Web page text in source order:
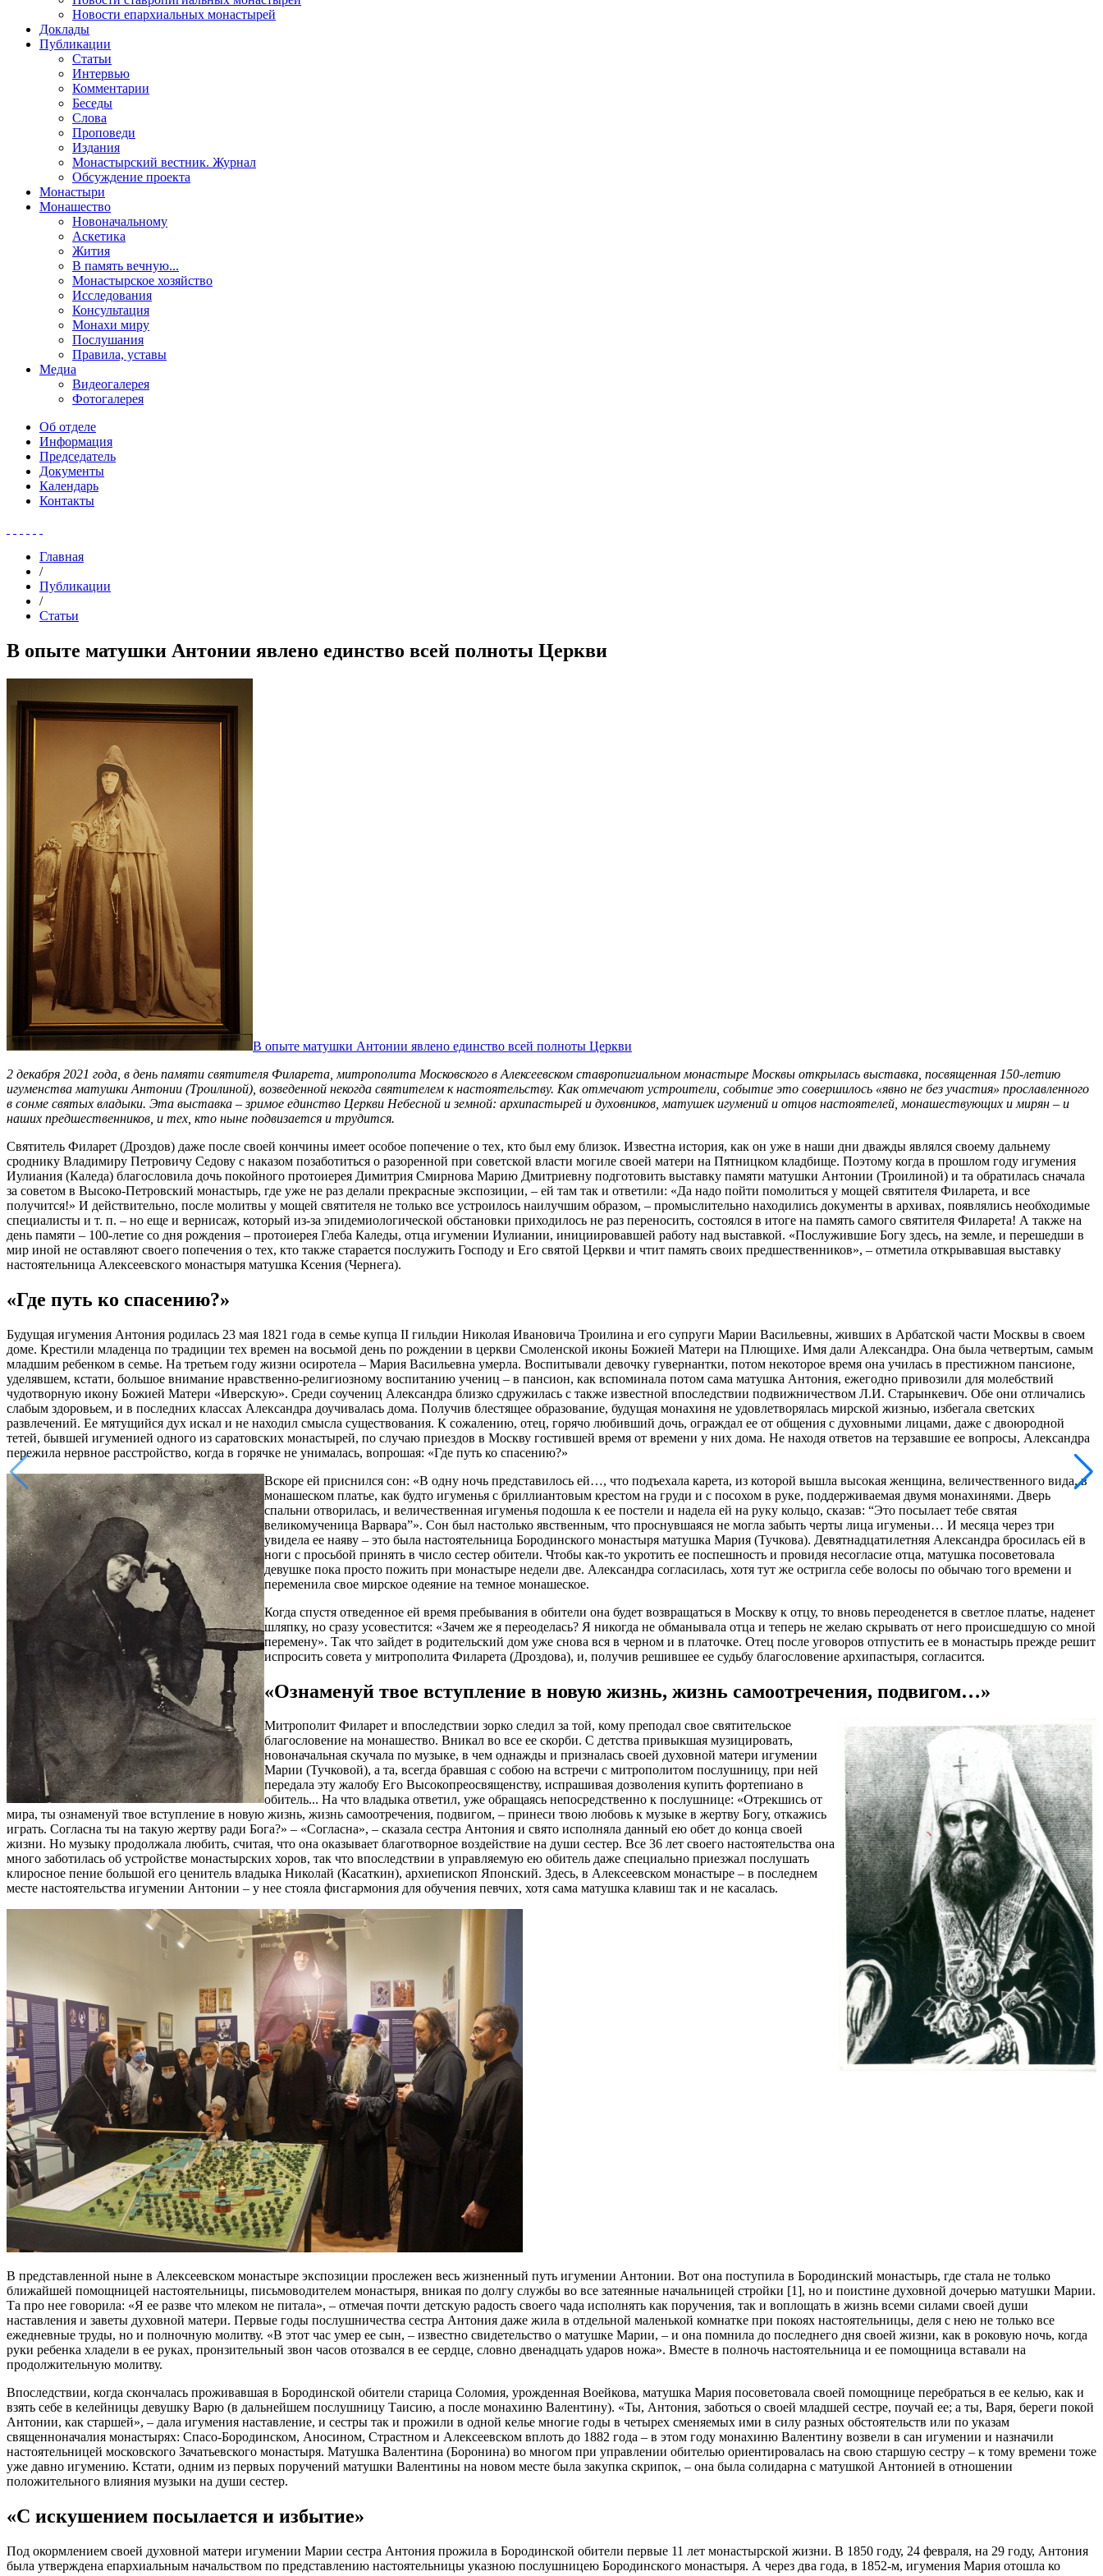
Новости епархиальных монастырей
Доклады
Публикации
Статьи
Интервью
Комментарии
Беседы
Слова
Проповеди
Издания
Монастырский вестник. Журнал
Обсуждение проекта
Монастыри
Монашество
Новоначальному
Аскетика
Жития
В память вечную...
Монастырское хозяйство
Исследования
Консультация
Монахи миру
Послушания
Правила, уставы
Медиа
Видеогалерея
Фотогалерея
Об отделе
Информация
Председатель
Документы
Календарь
Контакты
Главная
/
Публикации
/
Статьи
В опыте матушки Антонии явлено единство всей полноты Церкви
В опыте матушки Антонии явлено единство всей полноты Церкви
2 декабря 2021 года, в день памяти святителя Филарета, митрополита Московского в Алексеевском ставропигиальном монастыре Москвы открылась выставка, посвященная 150-летию
игуменства матушки Антонии (Троилиной), возведенной некогда святителем к настоятельству. Как отмечают устроители, событие это совершилось «явно не без участия» прославленного
в сонме святых владыки. Эта выставка – зримое единство Церкви Небесной и земной: архипастырей и духовников, матушек игумений и отцов настоятелей, монашествующих и мирян – и
наших предшественников, и тех, кто ныне подвизается и трудится.
Святитель Филарет (Дроздов) даже после своей кончины имеет особое попечение о тех, кто был ему близок. Известна история, как он уже в наши дни дважды являлся своему дальнему
сроднику Владимиру Петровичу Седову с наказом позаботиться о разоренной при советской власти могиле своей матери на Пятницком кладбище. Поэтому когда в прошлом году игумения
Иулиания (Каледа) благословила дочь покойного протоиерея Димитрия Смирнова Марию Дмитриевну подготовить выставку памяти матушки Антонии (Троилиной) и та обратилась сначала
за советом в Высоко-Петровский монастырь, где уже не раз делали прекрасные экспозиции, – ей там так и ответили: «Да надо пойти помолиться у мощей святителя Филарета, и все
получится!» И действительно, после молитвы у мощей святителя не только все устроилось наилучшим образом, – промыслительно находились документы в архивах, появлялись необходимые
специалисты и т. п. – но еще и вернисаж, который из-за эпидемиологической обстановки приходилось не раз переносить, состоялся в итоге на память самого святителя Филарета! А также на
день памяти – 100-летие со дня рождения – протоиерея Глеба Каледы, отца игумении Иулиании, инициировавшей работу над выставкой. «Послужившие Богу здесь, на земле, и перешедши в
мир иной не оставляют своего попечения о тех, кто также старается послужить Господу и Его святой Церкви и чтит память своих предшественников», – отметила открывавшая выставку
настоятельница Алексеевского монастыря матушка Ксения (Чернега).
«Где путь ко спасению?»
Будущая игумения Антония родилась 23 мая 1821 года в семье купца II гильдии Николая Ивановича Троилина и его супруги Марии Васильевны, живших в Арбатской части Москвы в своем
доме. Крестили младенца по традиции тех времен на восьмой день по рождении в церкви Смоленской иконы Божией Матери на Плющихе. Имя дали Александра. Она была четвертым, самым
младшим ребенком в семье. На третьем году жизни осиротела – Мария Васильевна умерла. Воспитывали девочку гувернантки, потом некоторое время она училась в престижном пансионе,
уделявшем, кстати, большое внимание нравственно-религиозному воспитанию учениц – в пансион, как вспоминала потом сама матушка Антония, ежегодно привозили для молебствий
чудотворную икону Божией Матери «Иверскую». Среди соучениц Александра близко сдружилась с также известной впоследствии подвижничеством Л.И. Старынкевич. Обе они отличались
слабым здоровьем, и в последних классах Александра доучивалась дома. Получив блестящее образование, будущая монахиня не удовлетворялась мирской жизнью, избегала светских
развлечений. Ее мятущийся дух искал и не находил смысла существования. К сожалению, отец, горячо любивший дочь, ограждал ее от общения с духовными лицами, даже с двоюродной
тетей, бывшей игуменией одного из саратовских монастырей, по случаю приездов в Москву гостившей время от времени у них дома. Не находя ответов на терзавшие ее вопросы, Александра
пережила нервное расстройство, когда в горячке не унималась, вопрошая: «Где путь ко спасению?»
Вскоре ей приснился сон: «В одну ночь представилось ей…, что подъехала карета, из которой вышла высокая женщина, величественного вида, в
монашеском платье, как будто игуменья с бриллиантовым крестом на груди и с посохом в руке, поддерживаемая двумя монахинями. Дверь
спальни отворилась, и величественная игуменья подошла к ее постели и надела ей на руку кольцо, сказав: “Это посылает тебе святая
великомученица Варвара”». Сон был настолько явственным, что проснувшаяся не могла забыть черты лица игуменьи… И месяца через три
увидела ее наяву – это была настоятельница Бородинского монастыря матушка Мария (Тучкова). Девятнадцатилетняя Александра бросилась ей в
ноги с просьбой принять в число сестер обители. Чтобы как-то укротить ее поспешность и провидя несогласие отца, матушка посоветовала
девушке пока просто пожить при монастыре недели две. Александра согласилась, хотя тут же остригла себе волосы по обычаю того времени и
переменила свое мирское одеяние на темное монашеское.
Когда спустя отведенное ей время пребывания в обители она будет возвращаться в Москву к отцу, то вновь переоденется в светлое платье, наденет
шляпку, но сразу усовестится: «Зачем же я переоделась? Я никогда не обманывала отца и теперь не желаю скрывать от него происшедшую со мной
перемену». Так что зайдет в родительский дом уже снова вся в черном и в платочке. Отец после уговоров отпустить ее в монастырь прежде решит
испросить совета у митрополита Филарета (Дроздова), и, получив решившее ее судьбу благословение архипастыря, согласится.
«Ознаменуй твое вступление в новую жизнь, жизнь самоотречения, подвигом…»
Митрополит Филарет и впоследствии зорко следил за той, кому преподал свое святительское
благословение на монашество. Вникал во все ее скорби. С детства привыкшая музицировать,
новоначальная скучала по музыке, в чем однажды и призналась своей духовной матери игумении
Марии (Тучковой), а та, всегда бравшая с собою на встречи с митрополитом послушницу, при ней
передала эту жалобу Его Высокопреосвященству, испрашивая дозволения купить фортепиано в
обитель... На что владыка ответил, уже обращаясь непосредственно к послушнице: «Отрекшись от
мира, ты ознаменуй твое вступление в новую жизнь, жизнь самоотречения, подвигом, – принеси твою любовь к музыке в жертву Богу, откажись
играть. Согласна ты на такую жертву ради Бога?» – «Согласна», – сказала сестра Антония и свято исполняла данный ею обет до конца своей
жизни. Но музыку продолжала любить, считая, что она оказывает благотворное воздействие на души сестер. Все 36 лет своего настоятельства она
много заботилась об устройстве монастырских хоров, так что впоследствии в управляемую ею обитель даже специально приезжал послушать
клиросное пение большой его ценитель владыка Николай (Касаткин), архиепископ Японский. Здесь, в Алексеевском монастыре – в последнем
месте настоятельства игумении Антонии – у нее стояла фисгармония для обучения певчих, хотя сама матушка клавиш так и не касалась.
В представленной ныне в Алексеевском монастыре экспозиции прослежен весь жизненный путь игумении Антонии. Вот она поступила в Бородинский монастырь, где стала не только
ближайшей помощницей настоятельницы, письмоводителем монастыря, вникая по долгу службы во все затеянные начальницей стройки [1], но и поистине духовной дочерью матушки Марии.
Та про нее говорила: «Я ее разве что млеком не питала», – отмечая почти детскую радость своего чада исполнять как поручения, так и воплощать в жизнь всеми силами своей души
наставления и заветы духовной матери. Первые годы послушничества сестра Антония даже жила в отдельной маленькой комнатке при покоях настоятельницы, деля с нею не только все
ежедневные труды, но и полночную молитву. «В этот час умер ее сын, – известно свидетельство о матушке Марии, – и она помнила до последнего дня своей жизни, как в роковую ночь, когда
руки ребенка хладели в ее руках, пронзительный звон часов отозвался в ее сердце, словно двенадцать ударов ножа». Вместе в полночь настоятельница и ее помощница вставали на
продолжительную молитву.
Впоследствии, когда скончалась проживавшая в Бородинской обители старица Соломия, урожденная Воейкова, матушка Мария посоветовала своей помощнице перебраться в ее келью, как и
взять себе в келейницы девушку Варю (в дальнейшем послушницу Таисию, а после монахиню Валентину). «Ты, Антония, заботься о своей младшей сестре, поучай ее; а ты, Варя, береги покой
Антонии, как старшей», – дала игумения наставление, и сестры так и прожили в одной келье многие годы в четырех сменяемых ими в силу разных обстоятельств или по указам
священноначалия монастырях: Спасо-Бородинском, Аносином, Страстном и Алексеевском вплоть до 1882 года – в этом году монахиню Валентину возвели в сан игумении и назначили
настоятельницей московского Зачатьевского монастыря. Матушка Валентина (Боронина) во многом при управлении обителью ориентировалась на свою старшую сестру – к тому времени тоже
уже давно игумению. Кстати, одним из первых поручений матушки Валентины на новом месте была закупка скрипок, – она была солидарна с матушкой Антонией в отношении
положительного влияния музыки на души сестер.
«С искушением посылается и избытие»
Под окормлением своей духовной матери игумении Марии сестра Антония прожила в Бородинской обители первые 11 лет монастырской жизни. В 1850 году, 24 февраля, на 29 году, Антония
была утверждена епархиальным начальством по представлению настоятельницы указною послушницею Бородинского монастыря. А через два года, в 1852-м, игумения Мария отошла ко